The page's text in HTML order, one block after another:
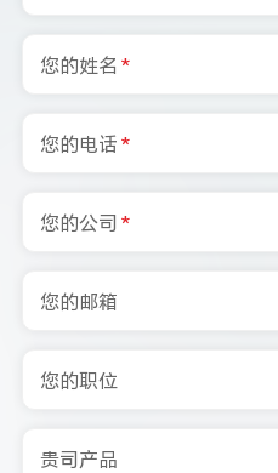
您的姓名 *
您的电话*
您的公司 *
您的邮箱
您的职位
贵司产品